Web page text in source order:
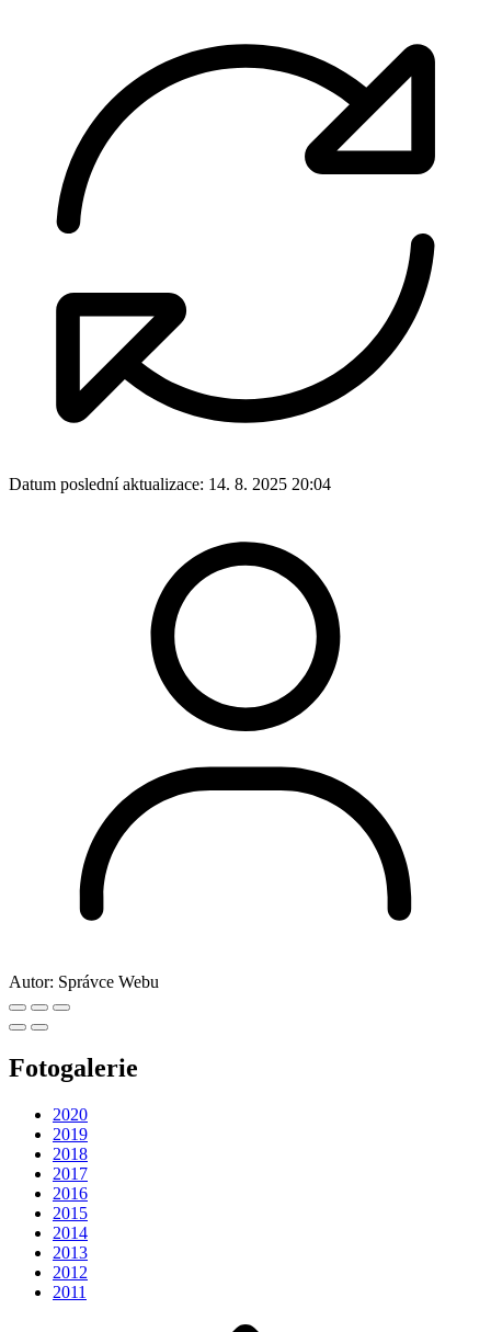
Datum poslední aktualizace: 14. 8. 2025 20:04
Autor: Správce Webu
Fotogalerie
2020
2019
2018
2017
2016
2015
2014
2013
2012
2011